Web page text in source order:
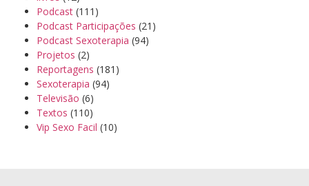
Podcast (111)
Podcast Participações (21)
Podcast Sexoterapia (94)
Projetos (2)
Reportagens (181)
Sexoterapia (94)
Televisão (6)
Textos (110)
Vip Sexo Facil (10)